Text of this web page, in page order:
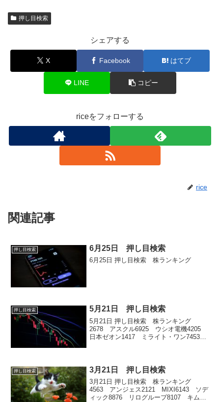
押し目検索
シェアする
X Facebook はてブ
LINE コピー
riceをフォローする
rice
関連記事
押し目検索 6月25日 押し目検索
6月25日 押し目検索 株ランキング
押し目検索 5月21日 押し目検索
5月21日 押し目検索 株ランキング
2678 アスクル6925 ウシオ電機4205
日本ゼオン1417 ミライト・ワン7453
押し目検索 3月21日 押し目検索
3月21日 押し目検索 株ランキング
4563 アンジェス2121 MIXI6143 ソデ
ィック8876 リログループ8107 キムラ